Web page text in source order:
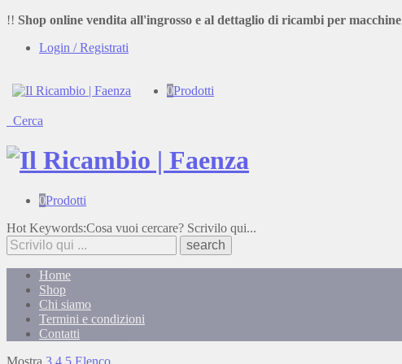
!! Shop online vendita all'ingrosso e al dettaglio di ricambi per
Login / Registrati
0Prodotti
Cerca
0Prodotti
Cosa
stai
cercando?
Hot Keywords:Cosa vuoi cercare? Scrivilo qui...
Home
Shop
Chi siamo
Termini e condizioni
Contatti
Mostra 3 4 5 Elenco